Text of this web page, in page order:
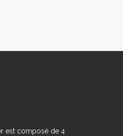
est composé de 4